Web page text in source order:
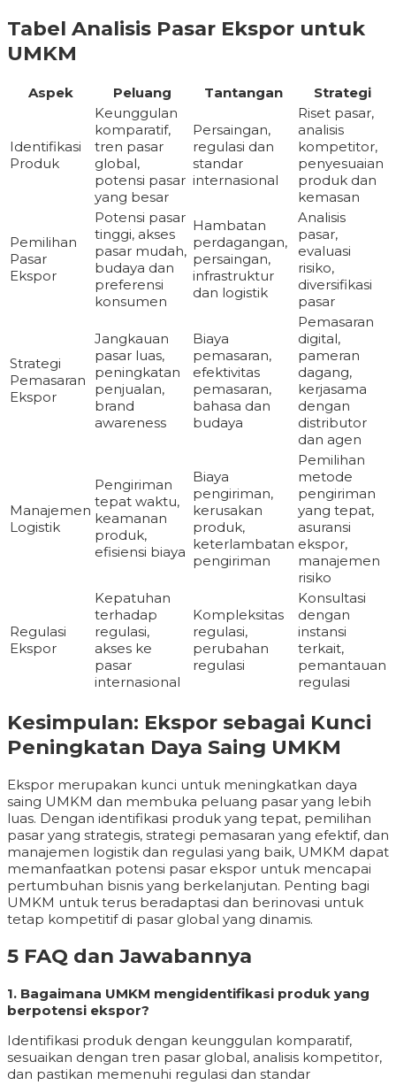
Tabel Analisis Pasar Ekspor untuk
UMKM
Aspek Peluang Tantangan Strategi
Identifikasi
Produk
Keunggulan
komparatif,
tren pasar
global,
potensi pasar
yang besar
Persaingan,
regulasi dan
standar
internasional
Riset pasar,
analisis
kompetitor,
penyesuaian
produk dan
kemasan
Pemilihan
Pasar
Ekspor
Potensi pasar
tinggi, akses
pasar mudah,
budaya dan
preferensi
konsumen
Hambatan
perdagangan,
persaingan,
infrastruktur
dan logistik
Analisis
pasar,
evaluasi
risiko,
diversifikasi
pasar
Strategi
Pemasaran
Ekspor
Jangkauan
pasar luas,
peningkatan
penjualan,
brand
awareness
Biaya
pemasaran,
efektivitas
pemasaran,
bahasa dan
budaya
Pemasaran
digital,
pameran
dagang,
kerjasama
dengan
distributor
dan agen
Manajemen
Logistik
Pengiriman
tepat waktu,
keamanan
produk,
efisiensi biaya
Biaya
pengiriman,
kerusakan
produk,
keterlambatan
pengiriman
Pemilihan
metode
pengiriman
yang tepat,
asuransi
ekspor,
manajemen
risiko
Regulasi
Ekspor
Kepatuhan
terhadap
regulasi,
akses ke
pasar
internasional
Kompleksitas
regulasi,
perubahan
regulasi
Konsultasi
dengan
instansi
terkait,
pemantauan
regulasi
Kesimpulan: Ekspor sebagai Kunci
Peningkatan Daya Saing UMKM
Ekspor merupakan kunci untuk meningkatkan daya
saing UMKM dan membuka peluang pasar yang lebih
luas. Dengan identifikasi produk yang tepat, pemilihan
pasar yang strategis, strategi pemasaran yang efektif, dan
manajemen logistik dan regulasi yang baik, UMKM dapat
memanfaatkan potensi pasar ekspor untuk mencapai
pertumbuhan bisnis yang berkelanjutan. Penting bagi
UMKM untuk terus beradaptasi dan berinovasi untuk
tetap kompetitif di pasar global yang dinamis.
5 FAQ dan Jawabannya
1. Bagaimana UMKM mengidentifikasi produk yang
berpotensi ekspor?
Identifikasi produk dengan keunggulan komparatif,
sesuaikan dengan tren pasar global, analisis kompetitor,
dan pastikan memenuhi regulasi dan standar